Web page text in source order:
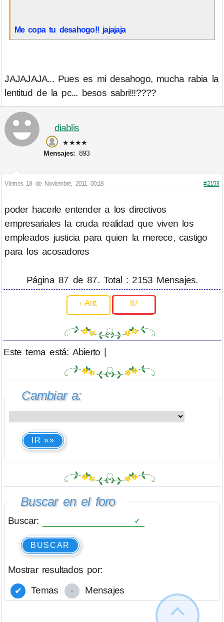
Me copa tu desahogo!! jajajaja
JAJAJAJA... Pues es mi desahogo, mucha rabia la
lentitud de la pc... besos sabri!!!????
diablis
★★★★
Mensajes: 893
Viernes 18 de Noviembre, 2011 00:18 #2153
poder hacerle entender a los directivos
empresariales la cruda realidad que viven los
empleados justicia para quien la merece, castigo
para los acosadores
Página 87 de 87. Total : 2153 Mensajes.
‹ Ant. 87
Este tema está: Abierto |
Cambiar a:
IR »»
Buscar en el foro
Buscar:
BUSCAR
Mostrar resultados por:
Temas
Mensajes